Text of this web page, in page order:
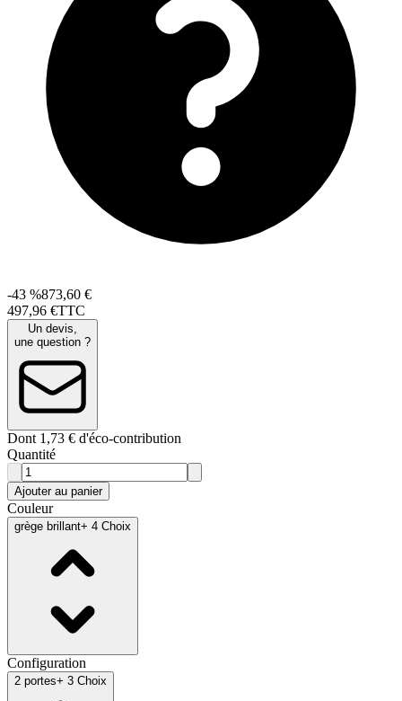
-43 %873,60 €
497,96 €TTC
Un devis,
une question ?
Dont 1,73 € d'éco-contribution
Quantité
Ajouter au panier
Couleur
grège brillant+ 4 Choix
Configuration
2 portes+ 3 Choix